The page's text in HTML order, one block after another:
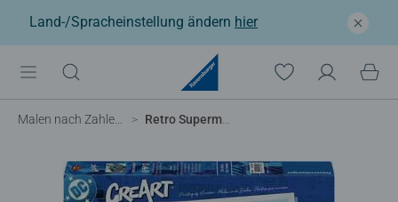
Land-/Spracheinstellung ändern hier
Malen nach Zahlen Erwachsene Retro Superman